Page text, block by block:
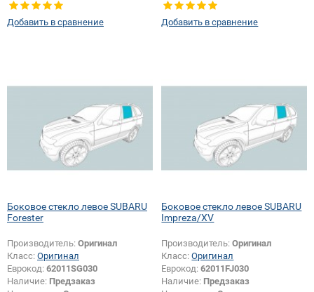
правое
Добавить в сравнение
правое
Добавить в сравнение
Боковое стекло левое SUBARU
Forester
Производитель: Оригинал
Класс: Оригинал
Еврокод: 62011SG030
Наличие: Предзаказ
Боковое стекло левое SUBARU
Impreza/XV
Производитель:Оригинал
Класс:Оригинал
Еврокод:62011FJ030
Наличие: Предзаказ